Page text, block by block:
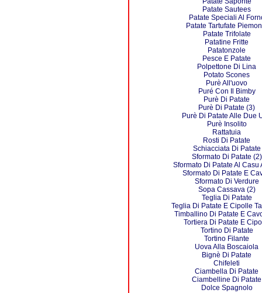
Patate Sautees
Patate Speciali Al
Patate Tartufate
Patate Trifolate
Patatine Fritte
Patatonzole
Pesce E Patate
Polpettone Di Lina
Potato Scones
Purè All'uovo
Puré Con Il Bimby
Purè Di Patate
Purè Di Patate (3)
Purè Di Patate Alle Due
Purè Insolito
Rattatuia
Rosti Di Patate
Schiacciata Di Patate
Sformato Di Patate (2)
Sformato Di Patate Al Casu
Sformato Di Patate E
Sformato Di Verdure
Sopa Cassava (2)
Teglia Di Patate
Teglia Di Patate E Cipolle
Timballino Di Patate E
Tortiera Di Patate E
Tortino Di Patate
Tortino Filante
Uova Alla Boscaiola
Bignè Di Patate
Chifeleti
Ciambella Di Patate
Ciambelline Di Patate
Dolce Spagnolo